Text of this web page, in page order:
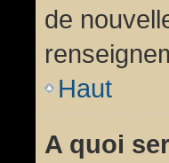
de
Haut
A quoi